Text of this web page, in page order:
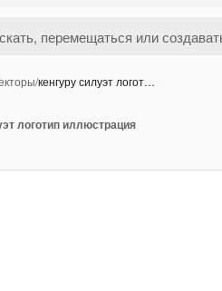
/кенгуру силуэт логот…
логотип иллюстрация